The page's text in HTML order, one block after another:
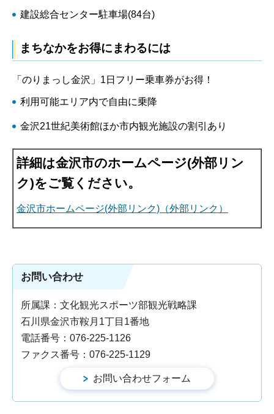
建設総合センター駐車場(84台)
まちなかをお得にまわるには
「のりまっし金沢」1日フリー乗車券がお得！
利用可能エリア内で自由に乗降
金沢21世紀美術館ほか市内観光施設の割引あり
詳細は金沢市のホームページ(外部リン
ク)をご覧ください。
金沢市ホームページ(外部リンク)（外部リンク）
お問い合わせ
所属課：文化観光スポーツ部観光戦略課
石川県金沢市鞍月1丁目1番地
電話番号：076-225-1126
ファクス番号：076-225-1129